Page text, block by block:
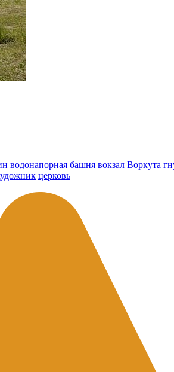
водонапорная башня вокзал Воркута
церковь